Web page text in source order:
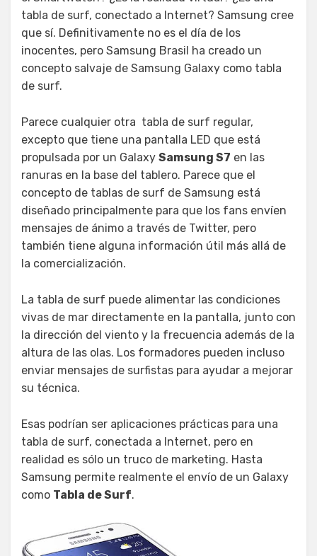
tabla de surf, conectado a Internet? Samsung cree
que sí. Definitivamente no es el día de los
inocentes, pero Samsung Brasil ha creado un
concepto salvaje de Samsung Galaxy como tabla
de surf.
Parece cualquier otra tabla de surf regular,
excepto que tiene una pantalla LED que está
propulsada por un Galaxy Samsung S7 en las
ranuras en la base del tablero. Parece que el
concepto de tablas de surf de Samsung está
diseñado principalmente para que los fans envíen
mensajes de ánimo a través de Twitter, pero
también tiene alguna información útil más allá de
la comercialización.
La tabla de surf puede alimentar las condiciones
vivas de mar directamente en la pantalla, junto con
la dirección del viento y la frecuencia además de la
altura de las olas. Los formadores pueden incluso
enviar mensajes de surfistas para ayudar a mejorar
su técnica.
Esas podrían ser aplicaciones prácticas para una
tabla de surf, conectada a Internet, pero en
realidad es sólo un truco de marketing. Hasta
Samsung permite realmente el envío de un Galaxy
como Tabla de Surf.